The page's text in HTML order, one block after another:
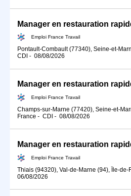
Manager en restauration
Emploi France Travail
Pontault-Combault (77340), Seine-et-
CDI - 08/08/2026
Manager en restauration
Emploi France Travail
Champs-sur-Marne (77420), Seine-et-
France - CDI - 08/08/2026
Manager en restauration
Emploi France Travail
Thiais (94320), Val-de-Marne (94), Île-de-
06/08/2026